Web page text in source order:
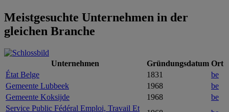
Meistgesuchte Unternehmen in der
gleichen Branche
Unternehmen Gründungsdatum Ort
État Belge
1831
be
Gemeente Lubbeek
1968
be
Gemeente Koksijde
1968
be
Service Public Fédéral Emploi, Travail Et